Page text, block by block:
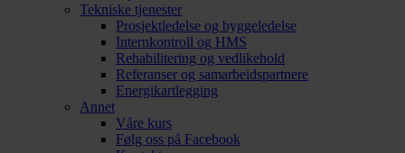
Tekniske tjenester
Prosjektledelse og byggeledelse
Internkontroll og HMS
Rehabilitering og vedlikehold
Referanser og samarbeidspartnere
Energikartlegging
Annet
Våre kurs
Følg oss på Facebook